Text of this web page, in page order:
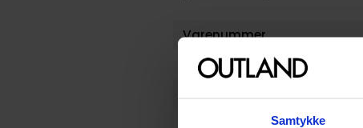
Samtykke
Varenummer
Vekt (Kg) :